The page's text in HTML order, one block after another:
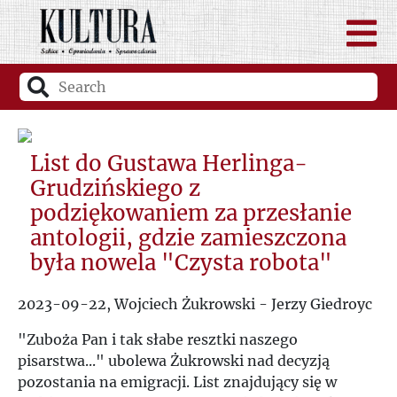
List do Gustawa Herlinga-
Grudzińskiego z
podziękowaniem za przesłanie
antologii, gdzie zamieszczona
była nowela "Czysta robota"
2023-09-22, Wojciech Żukrowski - Jerzy Giedroyc
"Zuboża Pan i tak słabe resztki naszego
pisarstwa..." ubolewa Żukrowski nad decyzją
pozostania na emigracji. List znajdujący się w